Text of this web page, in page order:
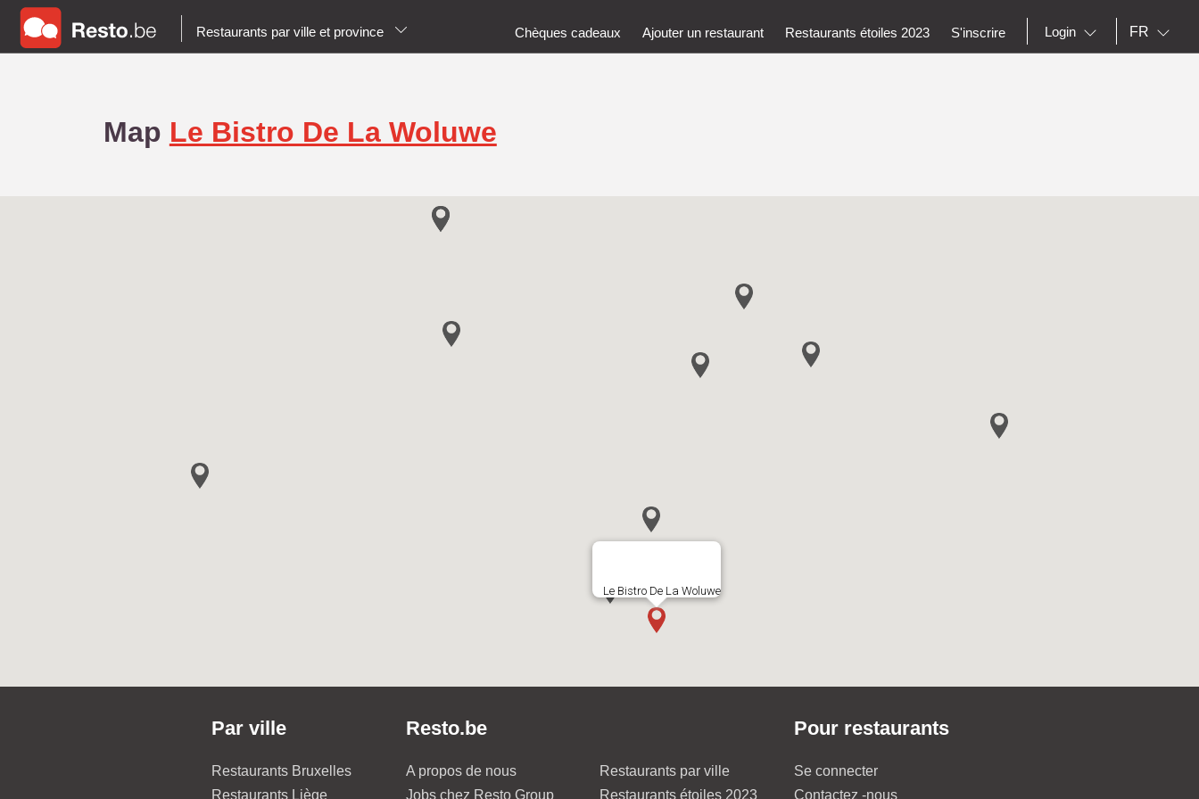
Restaurants par ville et province Chèques cadeaux Ajouter un restaurant Restaurants étoiles 2023 S'inscrire Login FR
Map Le Bistro De La Woluwe
Le Bistro De La Woluwe
Par ville
Restaurants Bruxelles
Restaurants Liège
Resto.be
A propos de nous
Jobs chez Resto Group
Restaurants par ville
Restaurants étoiles 2023
Pour restaurants
Se connecter
Contactez -nous